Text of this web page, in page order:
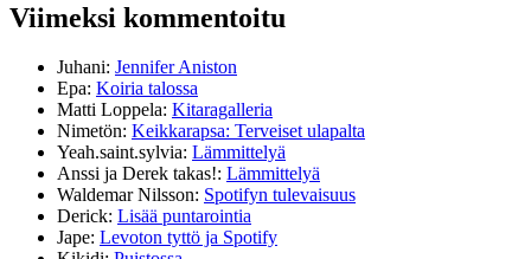
Viimeksi kommentoitu
Juhani: Jennifer Aniston
Epa: Koiria talossa
Matti Loppela: Kitaragalleria
Nimetön: Keikkarapsa: Terveiset ulapalta
Yeah.saint.sylvia: Lämmittelyä
Anssi ja Derek takas!: Lämmittelyä
Waldemar Nilsson: Spotifyn tulevaisuus
Derick: Lisää puntarointia
Jape: Levoton tyttö ja Spotify